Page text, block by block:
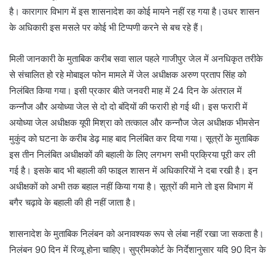
है। कारागार विभाग में इस शासनादेश का कोई मायने नहीं रह गया है।उधर शासन
के अधिकारी इस मसले पर कोई भी टिप्पणी करने से बच रहे हैं।
मिली जानकारी के मुताबिक करीब सवा साल पहले गाजीपुर जेल में अनधिकृत तरीके
से संचालित हो रहे मोबाइल फोन मामले में जेल अधीक्षक अरुण प्रताप सिंह को
निलंबित किया गया। इसी प्रकार बीते जनवरी माह में 24 दिन के अंतराल में
कन्नौज और अयोध्या जेल से दो दो बंदियों की फरारी हो गई थी। इस फरारी में
अयोध्या जेल अधीक्षक यूपी मिश्रा को तत्काल और कन्नौज जेल अधीक्षक भीमसेन
मुकुंद को घटना के करीब डेढ़ माह बाद निलंबित कर दिया गया। सूत्रों के मुताबिक
इस तीन निलंबित अधीक्षकों की बहाली के लिए लगभग सभी प्रक्रिया पूरी कर ली
गई है। इसके बाद भी बहाली की फाइल शासन में अधिकारियों ने दबा रखी है। इन
अधीक्षकों को अभी तक बहाल नहीं किया गया है। सूत्रों की माने तो इस विभाग में
बगैर चढ़ावे के बहाली की ही नहीं जाता है।
शासनादेश के मुताबिक निलंबन को अनावश्यक रूप से लंबा नहीं रखा जा सकता है।
निलंबन 90 दिन में रिव्यू होना चाहिए। सुप्रीमकोर्ट के निर्देशानुसार यदि 90 दिन के